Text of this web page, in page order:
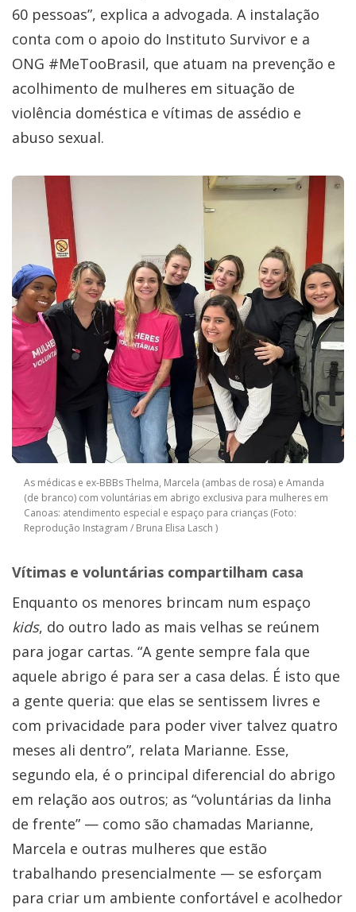
60 pessoas”, explica a advogada. A instalação
conta com o apoio do Instituto Survivor e a
ONG #MeTooBrasil, que atuam na prevenção e
acolhimento de mulheres em situação de
violência doméstica e vítimas de assédio e
abuso sexual.
As médicas e ex-BBBs Thelma, Marcela (ambas de rosa) e Amanda
(de branco) com voluntárias em abrigo exclusiva para mulheres em
Canoas: atendimento especial e espaço para crianças (Foto:
Reprodução Instagram / Bruna Elisa Lasch )
Vítimas e voluntárias compartilham casa
Enquanto os menores brincam num espaço
kids, do outro lado as mais velhas se reúnem
para jogar cartas. “A gente sempre fala que
aquele abrigo é para ser a casa delas. É isto que
a gente queria: que elas se sentissem livres e
com privacidade para poder viver talvez quatro
meses ali dentro”, relata Marianne. Esse,
segundo ela, é o principal diferencial do abrigo
em relação aos outros; as “voluntárias da linha
de frente” — como são chamadas Marianne,
Marcela e outras mulheres que estão
trabalhando presencialmente — se esforçam
para criar um ambiente confortável e acolhedor